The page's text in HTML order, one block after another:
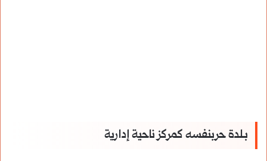
بـلدة حربنفسه كمركز ناحية إدارية